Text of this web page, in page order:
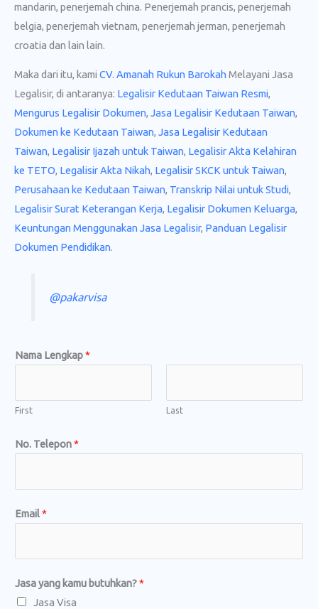
mandarin, penerjemah china. Penerjemah prancis, penerjemah
belgia, penerjemah vietnam, penerjemah jerman, penerjemah
croatia dan lain lain.
Maka dari itu, kami CV. Amanah Rukun Barokah Melayani Jasa
Legalisir, di antaranya: Legalisir Kedutaan Taiwan Resmi,
Mengurus Legalisir Dokumen, Jasa Legalisir Kedutaan Taiwan,
Dokumen ke Kedutaan Taiwan, Jasa Legalisir Kedutaan
Taiwan, Legalisir Ijazah untuk Taiwan, Legalisir Akta Kelahiran
ke TETO, Legalisir Akta Nikah, Legalisir SKCK untuk Taiwan,
Perusahaan ke Kedutaan Taiwan, Transkrip Nilai untuk Studi,
Legalisir Surat Keterangan Kerja, Legalisir Dokumen Keluarga,
Keuntungan Menggunakan Jasa Legalisir, Panduan Legalisir
Dokumen Pendidikan.
@pakarvisa
Nama Lengkap*
First Last
No. Telepon*
Email*
Jasa yang kamu butuhkan?*
Jasa Visa